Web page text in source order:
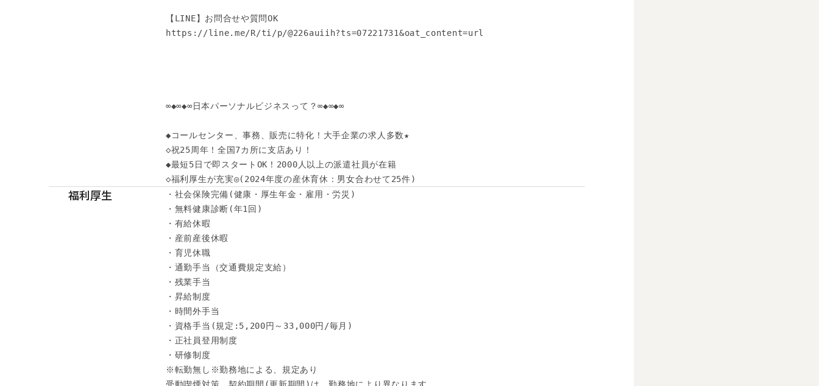
【LINE】お問合せや質問OK
https://line.me/R/ti/p/@226auiih?ts=07221731&oat_content=url
∞◆∞◆∞日本パーソナルビジネスって？∞◆∞◆∞
◆コールセンター、事務、販売に特化！大手企業の求人多数★
◇祝25周年！全国7カ所に支店あり！
◆最短5日で即スタートOK！2000人以上の派遣社員が在籍
◇福利厚生が充実◎(2024年度の産休育休：男女合わせて25件)
福利厚生
・社会保険完備(健康・厚生年金・雇用・労災)
・無料健康診断(年1回)
・有給休暇
・産前産後休暇
・育児休職
・通勤手当（交通費規定支給）
・残業手当
・昇給制度
・時間外手当
・資格手当(規定:5,200円～33,000円/毎月)
・正社員登用制度
・研修制度
※転勤無し※勤務地による、規定あり